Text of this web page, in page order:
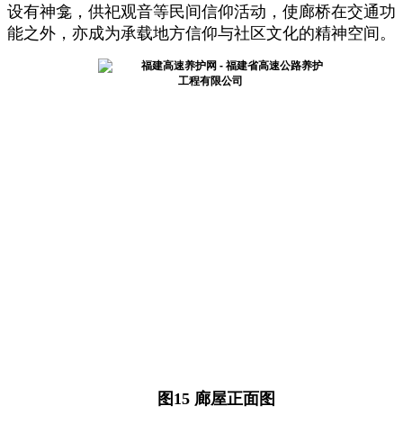
设有神龛，供祀观音等民间信仰活动，使廊桥在交通功
能之外，亦成为承载地方信仰与社区文化的精神空间。
图 15 廊屋正面图